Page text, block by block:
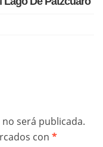
será publicada.
con *